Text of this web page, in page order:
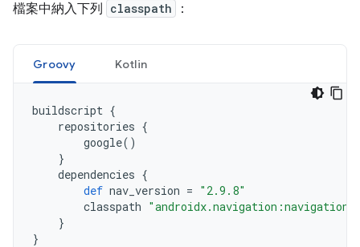
檔案中納入下列 classpath ：
Groovy Kotlin
buildscript {
repositories {
google()
}
dependencies {
def nav_version = "2.9.8"
classpath
}
}